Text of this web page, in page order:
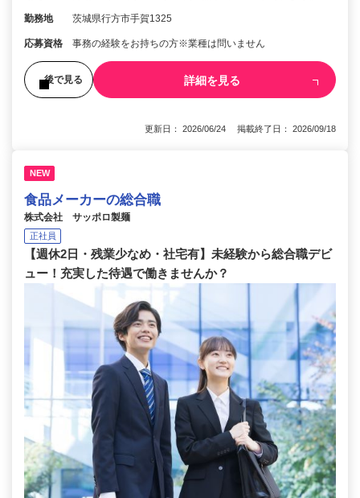
勤務地 茨城県行方市手賀1325
応募資格 事務の経験をお持ちの方※業種は問いません
後で見る 詳細を見る
更新日： 2026/06/24 掲載終了日： 2026/09/18
NEW
食品メーカーの総合職
株式会社 サッポロ製麺
正社員
【週休2日・残業少なめ・社宅有】未経験から総合職デビ
ュー！充実した待遇で働きませんか？